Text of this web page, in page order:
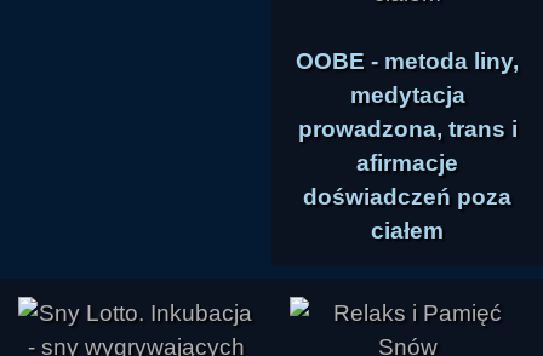
OOBE - metoda liny,
medytacja
prowadzona, trans i
afirmacje
doświadczeń poza
ciałem